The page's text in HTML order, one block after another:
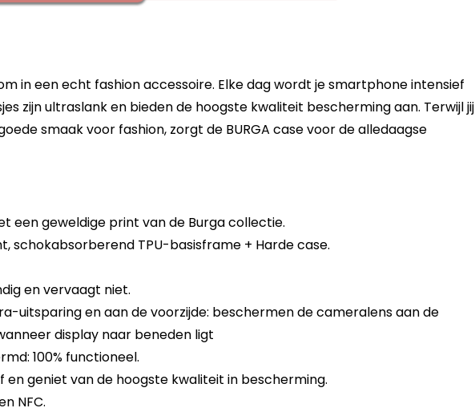
in een echt fashion accessoire. Elke dag wordt je smartphone intensief
zijn ultraslank en bieden de hoogste kwaliteit bescherming aan. Terwijl jij
smaak voor fashion, zorgt de BURGA case voor de alledaagse
een geweldige print van de Burga collectie.
schokabsorberend TPU-basisframe + Harde case.
en vervaagt niet.
uitsparing en aan de voorzijde: beschermen de cameralens aan de
display naar beneden ligt
100% functioneel.
geniet van de hoogste kwaliteit in bescherming.
NFC.